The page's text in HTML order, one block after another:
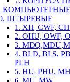
ШТЫРЕВЫЕ
1. XH, CWF,
2. OHU, OWF,
3.
4. BLD, BLS,
PLH
5. HU, PHU,
6. MU, MW